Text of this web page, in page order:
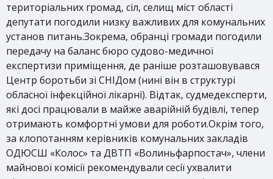
територіальних громад, сіл, селищ міст області
депутати погодили низку важливих для комунальних
установ питань.Зокрема, обранці громади погодили
передачу на баланс бюро судово-медичної
експертизи приміщення, де раніше розташовувався
Центр боротьби зі СНІДом (нині він в структурі
обласної інфекційної лікарні). Відтак, судмедексперти,
які досі працювали в майже аварійній будівлі, тепер
отримають комфортні умови для роботи.Окрім того,
за клопотанням керівників комунальних закладів
ОДЮСШ «Колос» та ДВТП «Волиньфарпостач», члени
майнової комісії рекомендували сесії ухвалити